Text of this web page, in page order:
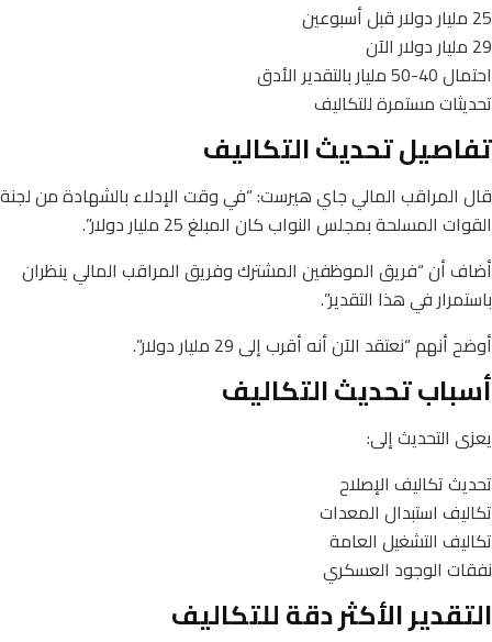
25 مليار دولار قبل أسبوعين
29 مليار دولار الآن
احتمال 40-50 مليار بالتقدير الأدق
تحديثات مستمرة للتكاليف
تفاصيل تحديث التكاليف
قال المراقب المالي جاي هيرست: “في وقت الإدلاء بالشهادة من لجنة
القوات المسلحة بمجلس النواب كان المبلغ 25 مليار دولار”.
أضاف أن “فريق الموظفين المشترك وفريق المراقب المالي ينظران
باستمرار في هذا التقدير”.
أوضح أنهم “نعتقد الآن أنه أقرب إلى 29 مليار دولار”.
أسباب تحديث التكاليف
يعزى التحديث إلى:
تحديث تكاليف الإصلاح
تكاليف استبدال المعدات
تكاليف التشغيل العامة
نفقات الوجود العسكري
التقدير الأكثر دقة للتكاليف